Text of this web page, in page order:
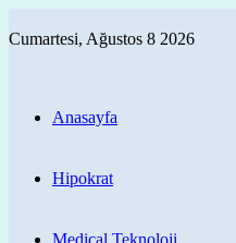
Cumartesi, Ağustos 8 2026
Anasayfa
Hipokrat
Medical Teknoloji